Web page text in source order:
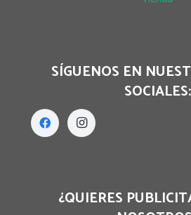
SÍGUENOS EN
SOCIALES:
¿QUIERES